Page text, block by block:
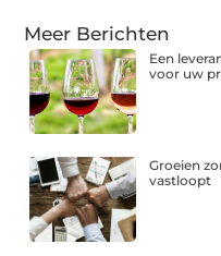
Meer Berichten
Een
voor uw
Groeien
vastloopt